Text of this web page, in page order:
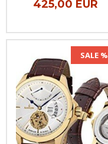
425,00 EUR
SALE %